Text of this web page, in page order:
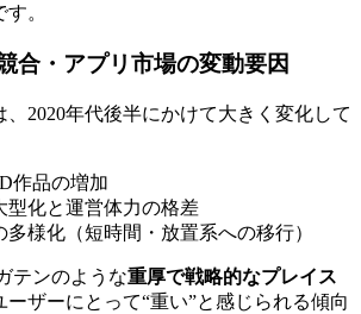
。
合・アプリ市場の変動要因
、2020年代後半にかけて大きく変化して
作品の増加
型化と運営体力の格差
多様化（短時間・放置系への移行）
テンのような重厚で戦略的なプレイス
ーザーにとって“重い”と感じられる傾向